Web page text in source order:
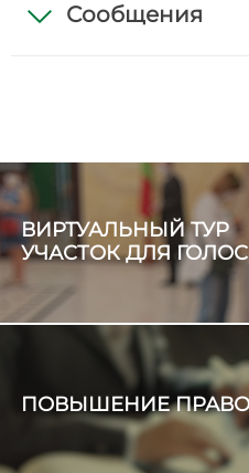
Сообщения
ВИРТУАЛЬНЫЙ ТУР
УЧАСТОК ДЛЯ
ПОВЫШЕНИЕ